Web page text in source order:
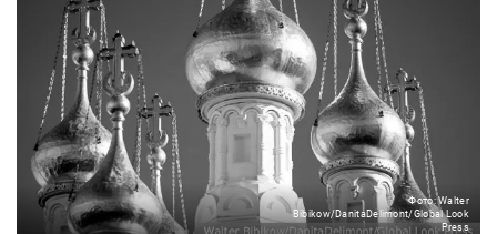
Фото: Walter
Bibikow/DanitaDelimont/Global Look
Press